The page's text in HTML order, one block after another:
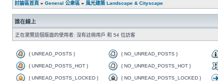
討論區首頁 » General 公衆區 » 風光建築 Landscape & Cityscape
誰在線上
正在瀏覽這個版面的使用者: 沒有註冊用戶 和 54 位訪客
{ UNREAD_POSTS } { NO_UNREAD_POSTS }
{ UNREAD_POSTS_HOT } { NO_UNREAD_POSTS_HOT }
{ UNREAD_POSTS_LOCKED } { NO_UNREAD_POSTS_LOCKED }